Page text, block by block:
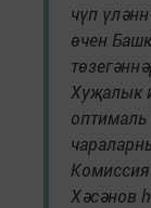
чүп
өчен
Хуҗалык
Хәсәнов